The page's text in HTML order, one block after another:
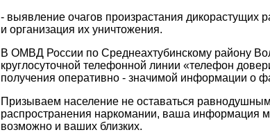
- выявление очагов произрастания дикорастущих
и организация их уничтожения.
В ОМВД России по Среднеахтубинскому району
круглосуточной телефонной линии «телефон
получения оперативно - значимой информации о
Призываем население не оставаться
распространения наркомании, ваша информация
возможно и ваших близких.